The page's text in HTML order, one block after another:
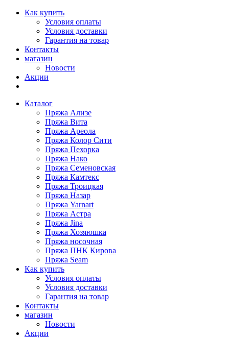
Как купить
Условия оплаты
Условия доставки
Гарантия на товар
Контакты
магазин
Новости
Акции
Каталог
Пряжа Ализе
Пряжа Вита
Пряжа Ареола
Пряжа Колор Сити
Пряжа Пехорка
Пряжа Нако
Пряжа Семеновская
Пряжа Камтекс
Пряжа Троицкая
Пряжа Назар
Пряжа Yarnart
Пряжа Астра
Пряжа Jina
Пряжа Хозяюшка
Пряжа носочная
Пряжа ПНК Кирова
Пряжа Seam
Как купить
Условия оплаты
Условия доставки
Гарантия на товар
Контакты
магазин
Новости
Акции